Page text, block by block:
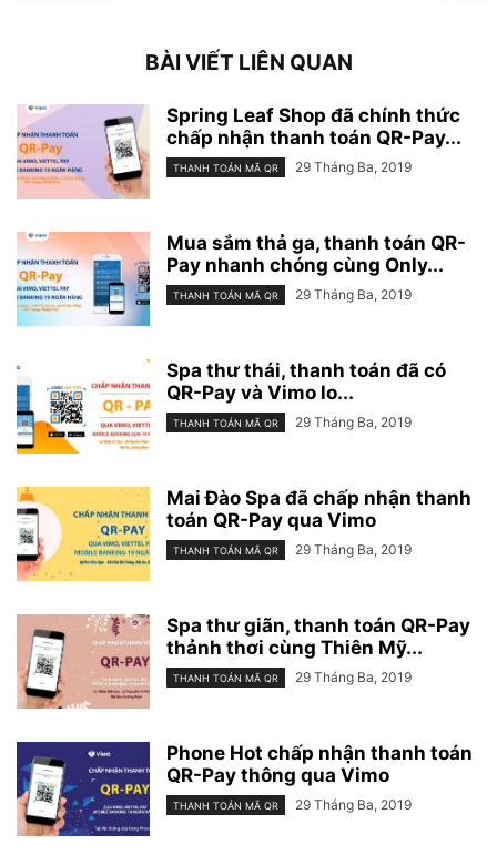
BÀI VIẾT LIÊN QUAN
Spring Leaf Shop đã chính thức
chấp nhận thanh toán QR-Pay...
THANH TOÁN MÃ QR 29 Tháng Ba, 2019
Mua sắm thả ga, thanh toán QR-
Pay nhanh chóng cùng Only...
THANH TOÁN MÃ QR 29 Tháng Ba, 2019
Spa thư thái, thanh toán đã có
QR-Pay và Vimo lo...
THANH TOÁN MÃ QR 29 Tháng Ba, 2019
Mai Đào Spa đã chấp nhận thanh
toán QR-Pay qua Vimo
THANH TOÁN MÃ QR 29 Tháng Ba, 2019
Spa thư giãn, thanh toán QR-Pay
thảnh thơi cùng Thiên Mỹ...
THANH TOÁN MÃ QR 29 Tháng Ba, 2019
Phone Hot chấp nhận thanh toán
QR-Pay thông qua Vimo
THANH TOÁN MÃ QR 29 Tháng Ba, 2019